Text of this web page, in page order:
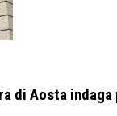
di Aosta